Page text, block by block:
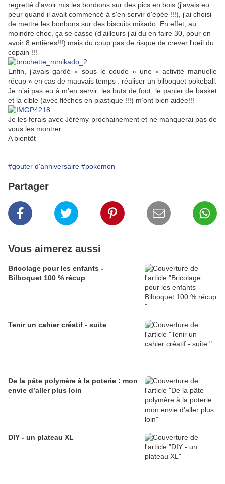
regretté d'avoir mis les bonbons sur des pics en bois (j'avais eu
peur quand il avait commencé à s'en servir d'épée !!!), j'ai choisi
de mettre les bonbons sur des biscuits mikado. En effet, au
moindre choc, ça se casse (d'ailleurs j'ai du en faire 30, pour en
avoir 8 entières!!!) mais du coup pas de risque de crever l'oeil du
copain !!!
Enfin, j’avais gardé « sous le coude » une « activité manuelle
récup » en cas de mauvais temps : réaliser un bilboquet pokeball.
Je n’ai pas eu à m’en servir, les buts de foot, le panier de basket
et la cible (avec flèches en plastique !!!) m’ont bien aidée!!!
Je les ferais avec Jérémy prochainement et ne manquerai pas de
vous les montrer.
A bientôt
#gouter d'anniversaire #pokemon
Partager
Vous aimerez aussi
Bricolage pour les enfants -
Bilboquet 100 % récup
Tenir un cahier créatif - suite
De la pâte polymère à la poterie : mon
envie d’aller plus loin
DIY - un plateau XL